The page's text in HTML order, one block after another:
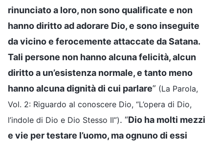
rinunciato a loro, non sono qualificate e non
hanno diritto ad adorare Dio, e sono inseguite
da vicino e ferocemente attaccate da Satana.
Tali persone non hanno alcuna felicità, alcun
diritto a un’esistenza normale, e tanto meno
hanno alcuna dignità di cui parlare” (La Parola,
Vol. 2: Riguardo al conoscere Dio, “L’opera di Dio,
l’indole di Dio e Dio Stesso II”). “Dio ha molti mezzi
e vie per testare l’uomo, ma ognuno di essi